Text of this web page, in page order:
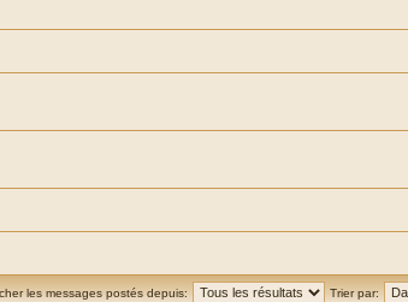
les messages postés depuis: Trier par: